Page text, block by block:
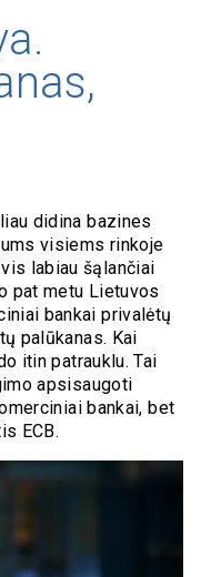
didina bazines
visiems rinkoje
labiau šąlančiai
pat metu Lietuvos
bankai privalėtų
palūkanas. Kai
itin patrauklu. Tai
apsisaugoti
bankai, bet
ECB.